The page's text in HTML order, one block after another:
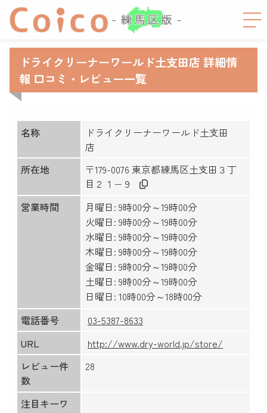
ドライクリーナーワールド土支田店 詳細情
報 口コミ・レビュー一覧
名称
ドライクリーナーワールド土支田
店
所在地
〒179-0076 東京都練馬区土支田３丁
目２１−９
営業時間
月曜日: 9時00分～19時00分
火曜日: 9時00分～19時00分
水曜日: 9時00分～19時00分
木曜日: 9時00分～19時00分
金曜日: 9時00分～19時00分
土曜日: 9時00分～19時00分
日曜日: 10時00分～18時00分
電話番号
03-5387-8633
URL
http://www.dry-world.jp/store/
レビュー件
数
28
注目キーワ